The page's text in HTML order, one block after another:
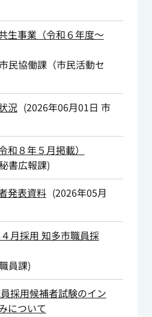
生事業（令和６年度～
民協働課（市民活動セ
況 (2026年06月01日 市
和８年５月掲載）
書広報課)
発表資料 (2026年05月
月採用 知多市職員採
員課)
採用候補者試験のイン
について